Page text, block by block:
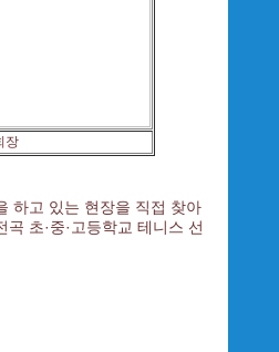
장
하고 있는 현장을 직접 찾아
초·중·고등학교 테니스 선